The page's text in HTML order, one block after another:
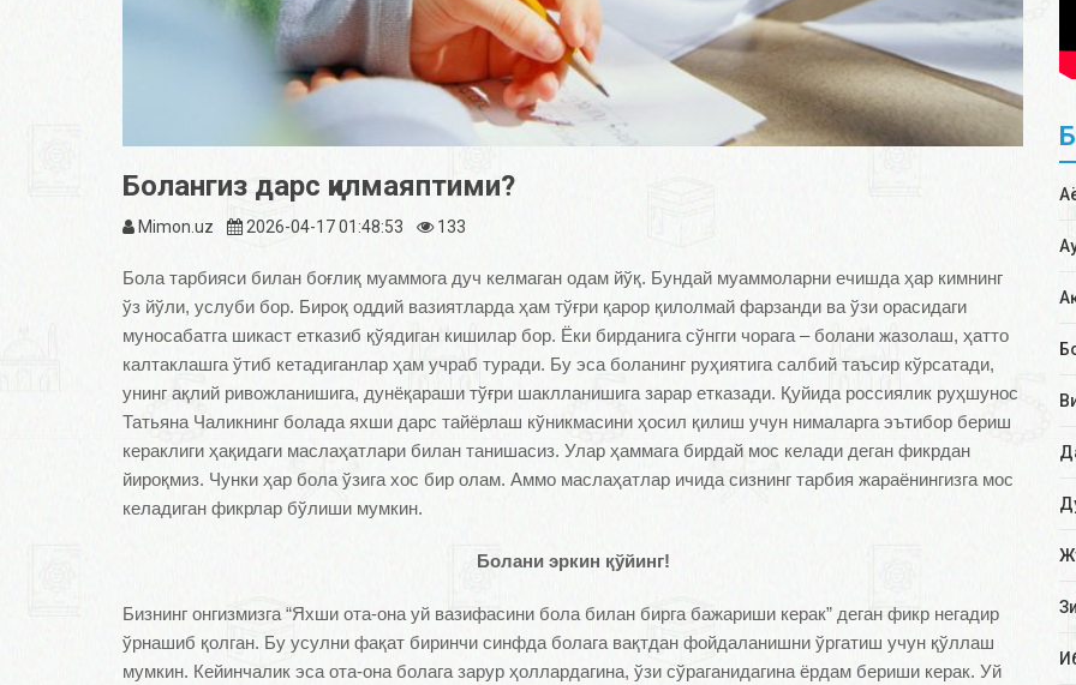
Болангиз дарс қилмаяптими?
Mimon.uz 2026-04-17 01:48:53 133
Бола тарбияси билан боғлиқ муаммога дуч келмаган одам йўқ. Бундай муаммоларни ечишда ҳар кимнинг
ўз йўли, услуби бор. Бироқ оддий вазиятларда ҳам тўғри қарор қилолмай фарзанди ва ўзи орасидаги
муносабатга шикаст етказиб қўядиган кишилар бор. Ёки бирданига сўнгги чорага – болани жазолаш, ҳатто
калтаклашга ўтиб кетадиганлар ҳам учраб туради. Бу эса боланинг руҳиятига салбий таъсир кўрсатади,
унинг ақлий ривожланишига, дунёқараши тўғри шаклланишига зарар етказади. Қуйида россиялик руҳшунос
Татьяна Чаликнинг болада яхши дарс тайёрлаш кўникмасини ҳосил қилиш учун нималарга эътибор бериш
кераклиги ҳақидаги маслаҳатлари билан танишасиз. Улар ҳаммага бирдай мос келади деган фикрдан
йироқмиз. Чунки ҳар бола ўзига хос бир олам. Аммо маслаҳатлар ичида сизнинг тарбия жараёнингизга мос
келадиган фикрлар бўлиши мумкин.
Болани эркин қўйинг!
Бизнинг онгизмизга “Яхши ота-она уй вазифасини бола билан бирга бажариши керак” деган фикр негадир
ўрнашиб қолган. Бу усулни фақат биринчи синфда болага вақтдан фойдаланишни ўргатиш учун қўллаш
мумкин. Кейинчалик эса ота-она болага зарур ҳоллардагина, ўзи сўраганидагина ёрдам бериши керак. Уй